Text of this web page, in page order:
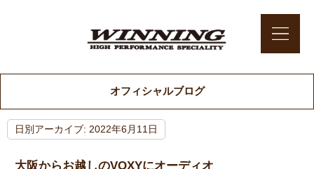
オフィシャルブログ
日別アーカイブ: 2022年6月11日
大阪からお越しのVOXYにオーディオ